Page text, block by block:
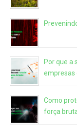
Por que a
empresas
Como
força